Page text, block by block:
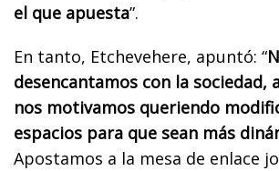
el que apuesta”.
En tanto, Etchevehere, apuntó: “
desencantamos con la sociedad,
nos motivamos queriendo
espacios para que sean más
Apostamos a la mesa de enlace